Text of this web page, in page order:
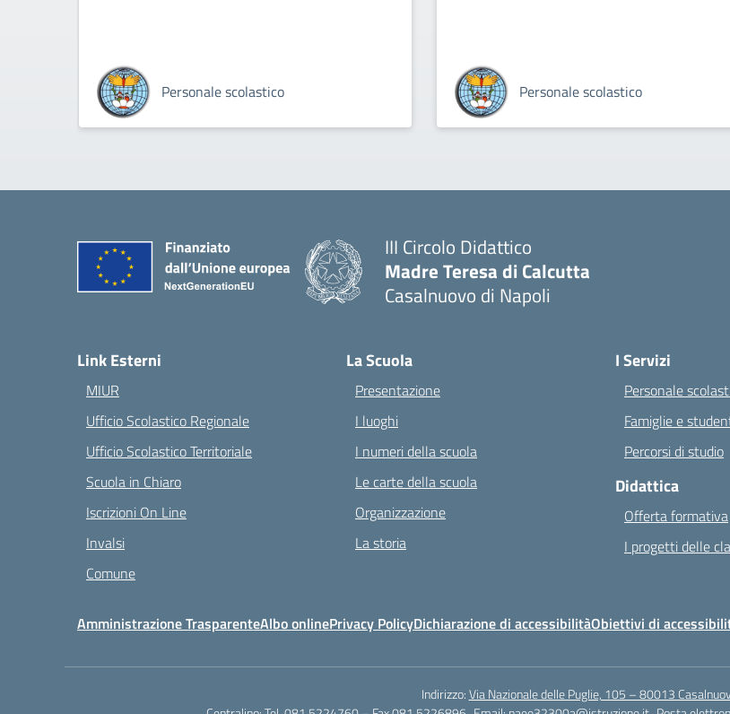
Personale scolastico Personale scolastico
III Circolo Didattico
Madre Teresa di Calcutta
Casalnuovo di Napoli
Link Esterni
MIUR
Ufficio Scolastico Regionale
Ufficio Scolastico Territoriale
Scuola in Chiaro
Iscrizioni On Line
Invalsi
Comune
La Scuola
Presentazione
I luoghi
I numeri della scuola
Le carte della scuola
Organizzazione
La storia
I Servizi
Personale
Famiglie e
Percorsi di studio
Didattica
Offerta formativa
I progetti delle
Amministrazione TrasparenteAlbo onlinePrivacy PolicyDichiarazione di accessibilitàObiettivi di
Indirizzo:Via Nazionale delle Puglie, 105 – 80013